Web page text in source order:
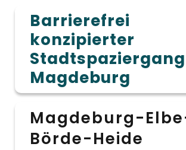
Barrierefrei
konzipierter
Stadtspaziergang
Magdeburg
Magdeburg-
Börde-Heide